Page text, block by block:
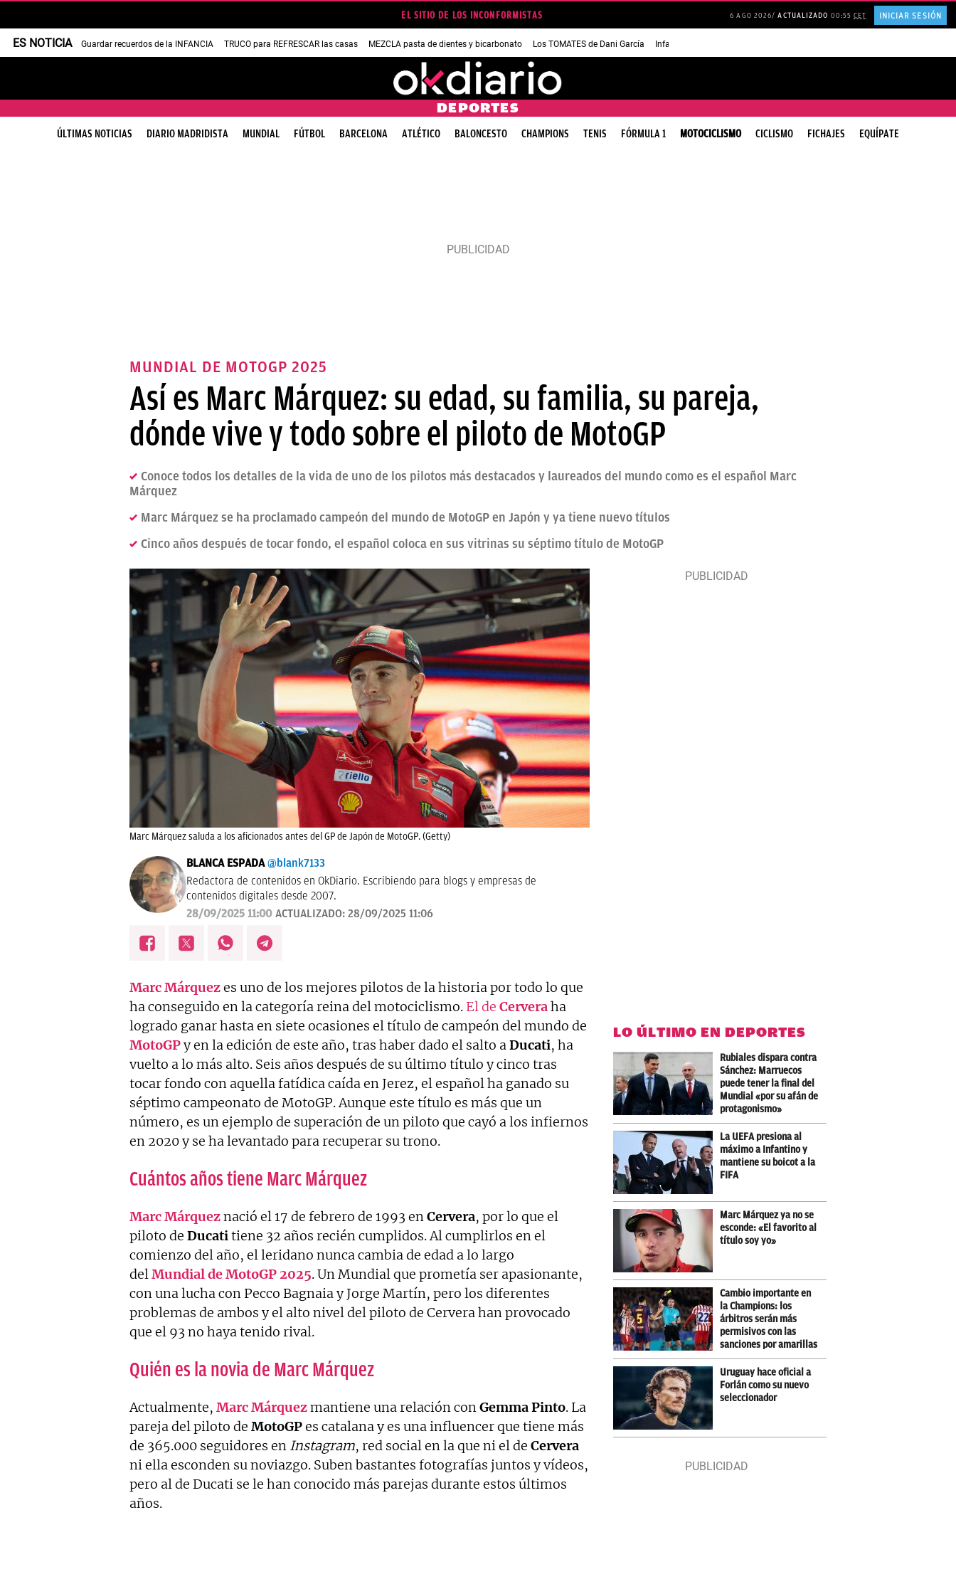
EL SITIO DE LOS INCONFORMISTAS 6 AGO 2026 ACTUALIZADO 00:55CET INICIAR SESIÓN
ES NOTICIA Guardar recuerdos de la INFANCIA TRUCO para REFRESCAR las casas MEZCLA pasta de dientes y bicarbonato Los TOMATES de Dani García Infancia AMANCIO ORTEGA
DEPORTES
ÚLTIMAS NOTICIAS DIARIO MADRIDISTA MUNDIAL FÚTBOL BARCELONA ATLÉTICO BALONCESTO CHAMPIONS TENIS FÓRMULA 1 MOTOCICLISMO CICLISMO FICHAJES EQUÍPATE
MUNDIAL DE MOTOGP 2025
Así es Marc Márquez: su edad, su familia, su pareja,
dónde vive y todo sobre el piloto de MotoGP
Conoce todos los detalles de la vida de uno de los pilotos más destacados y laureados del mundo como es el español Marc
Márquez
Marc Márquez se ha proclamado campeón del mundo de MotoGP en Japón y ya tiene nuevo títulos
Cinco años después de tocar fondo, el español coloca en sus vitrinas su séptimo título de MotoGP
Marc Márquez saluda a los aficionados antes del GP de Japón de MotoGP. (Getty)
BLANCA ESPADA @blank7133
Redactora de contenidos en OkDiario. Escribiendo para blogs y empresas de
contenidos digitales desde 2007.
28/09/2025 11:00 ACTUALIZADO: 28/09/2025 11:06
Marc Márquezes uno de los mejores pilotos de la historia por todo lo que
ha conseguido en la categoría reina del motociclismo. El de Cerveraha
logrado ganar hasta en siete ocasiones el título de campeón del mundo de
MotoGPy en la edición de este año, tras haber dado el salto aDucati, ha
vuelto a lo más alto. Seis años después de su último título y cinco tras
tocar fondo con aquella fatídica caída en Jerez, el español ha ganado su
séptimo campeonato de MotoGP. Aunque este título es más que un
número, es un ejemplo de superación de un piloto que cayó a los infiernos
en 2020 y se ha levantado para recuperar su trono.
Cuántos años tiene Marc Márquez
Marc Márqueznació el 17 de febrero de 1993 enCervera, por lo que el
piloto de Ducatitiene 32 años recién cumplidos. Al cumplirlos en el
comienzo del año, el leridano nunca cambia de edad a lo largo
delMundial de MotoGP 2025. Un Mundial que prometía ser apasionante,
con una lucha con Pecco Bagnaia y Jorge Martín, pero los diferentes
problemas de ambos y el alto nivel del piloto de Cervera han provocado
que el 93 no haya tenido rival.
Quién es la novia de Marc Márquez
Actualmente, Marc Márquezmantiene una relación conGemma Pinto. La
pareja del piloto de MotoGPes catalana y es una influencer que tiene más
de 365.000 seguidores en Instagram, red social en la que ni el de Cervera
ni ella esconden su noviazgo. Suben bastantes fotografías juntos y vídeos,
pero al de Ducati se le han conocido más parejas durante estos últimos
años.
LO ÚLTIMO EN DEPORTES
Rubiales dispara contra
Sánchez: Marruecos
puede tener la final del
Mundial «por su afán de
protagonismo»
La UEFA presiona al
máximo a Infantino y
mantiene su boicot a la
FIFA
Marc Márquez ya no se
esconde: «El favorito al
título soy yo»
Cambio importante en
la Champions: los
árbitros serán más
permisivos con las
sanciones por amarillas
Uruguay hace oficial a
Forlán como su nuevo
seleccionador